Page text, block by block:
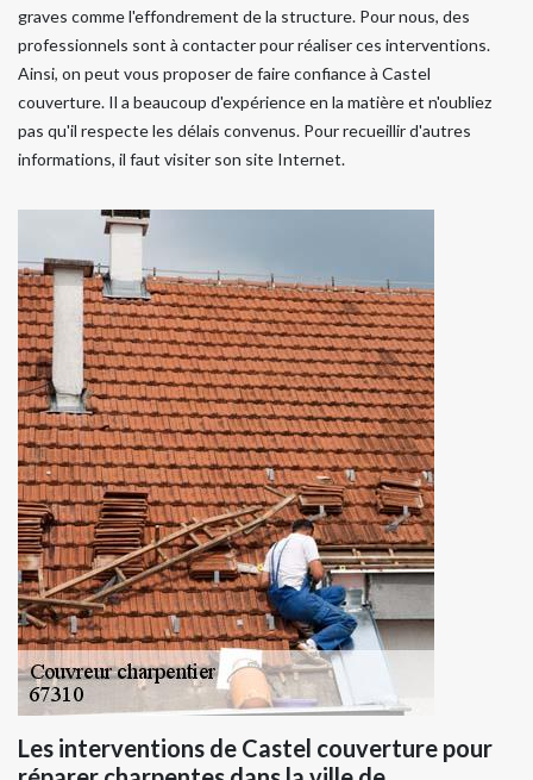
graves comme l'effondrement de la structure. Pour nous, des
professionnels sont à contacter pour réaliser ces interventions.
Ainsi, on peut vous proposer de faire confiance à Castel
couverture. Il a beaucoup d'expérience en la matière et n'oubliez
pas qu'il respecte les délais convenus. Pour recueillir d'autres
informations, il faut visiter son site Internet.
Les interventions de Castel couverture pour